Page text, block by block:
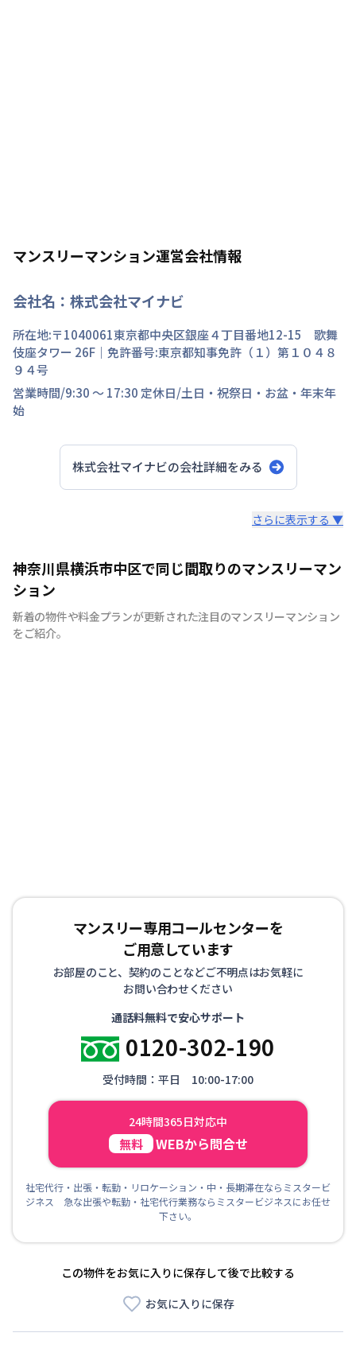
マンスリーマンション運営会社情報
会社名： 株式会社マイナビ
所在地:〒1040061東京都中央区銀座４丁目番地12-15 歌舞
伎座タワー 26F ｜免許番号:東京都知事免許（１）第１０４８
９４号
営業時間/9:30 ～ 17:30 定休日/土日・祝祭日・お盆・年末年
始
株式会社マイナビの会社詳細をみる
快適で安心な住まいをご提供。入居者様の住み心地と健康
を考え、専門部隊がお部屋を厳選！入居者満足度97％！
さらに表示する ▼
神奈川県横浜市中区で同じ間取りのマンスリーマン
ション
新着の物件や料金プランが更新された注目のマンスリーマンション
をご紹介。
マンスリー専用コールセンターを
ご用意しています
お部屋のこと、契約のことなどご不明点はお気軽に
お問い合わせください
通話料無料で安心サポート
0120-302-190
受付時間：平日 10:00-17:00
24時間365日対応中
無料 WEBから問合せ
社宅代行・出張・転勤・リロケーション・中・長期滞在ならミスタービ
ジネス 急な出張や転勤・社宅代行業務ならミスタービジネスにお任せ
下さい。
この物件をお気に入りに保存して後で比較する
お気に入りに保存